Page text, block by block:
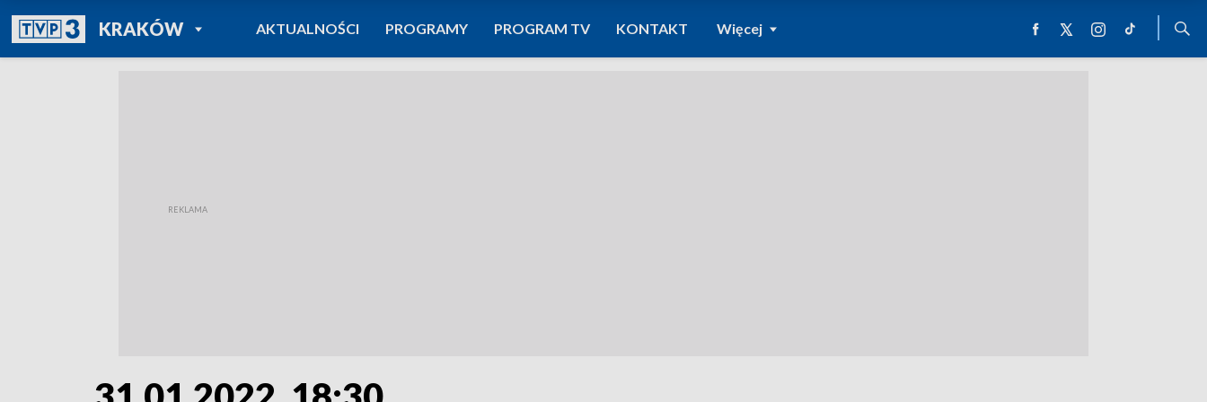
KRAKÓWPOWRÓT DO
TVP REGIONY
AKTUALNOŚCI PROGRAMY PROGRAM TV KONTAKT Więcej